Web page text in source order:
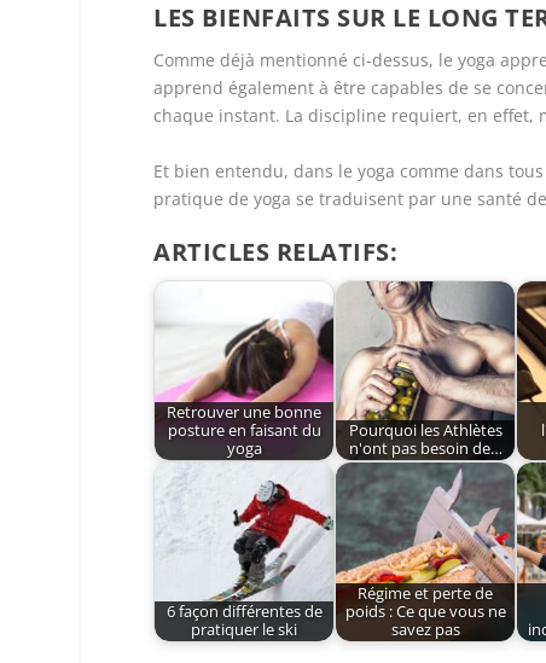
LES BIENFAITS SUR LE LONG
Comme déjà mentionné ci-dessus, le yoga
apprend également à être capables de se
chaque instant. La discipline requiert, en effet,
Et bien entendu, dans le yoga comme dans
pratique de yoga se traduisent par une santé
ARTICLES RELATIFS:
Retrouver une bonne
posture en faisant du
yoga
Pourquoi les Athlètes
n'ont pas besoin de…
6 façon différentes de
pratiquer le ski
Régime et perte de
poids : Ce que vous ne
savez pas